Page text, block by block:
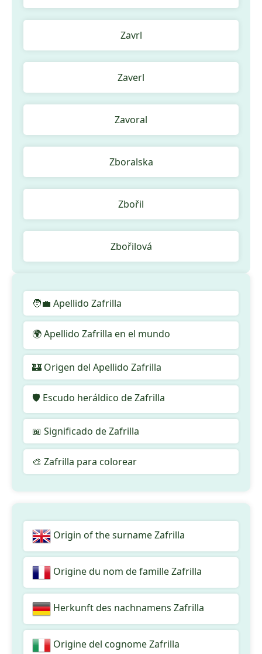
Zavrl
Zaverl
Zavoral
Zboralska
Zbořil
Zbořilová
🧑‍💼 Apellido Zafrilla
🌍 Apellido Zafrilla en el mundo
🏰 Origen del Apellido Zafrilla
🛡️ Escudo heráldico de Zafrilla
📖 Significado de Zafrilla
🎨 Zafrilla para colorear
Origin of the surname Zafrilla
Origine du nom de famille Zafrilla
Herkunft des nachnamens Zafrilla
Origine del cognome Zafrilla